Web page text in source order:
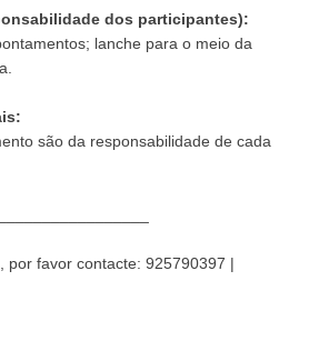
dos participantes):
lanche para o meio da
são da responsabilidade de cada
por favor contacte: 925790397 |